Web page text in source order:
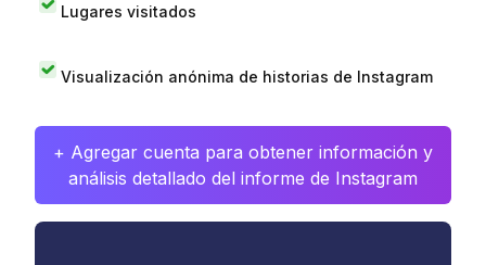
Lugares visitados
Visualización anónima de historias de Instagram
+ Agregar cuenta para obtener información y
análisis detallado del informe de Instagram